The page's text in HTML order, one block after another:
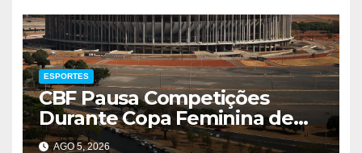
ESPORTES
CBF Pausa Competições
Durante Copa Feminina de
2027
AGO 5, 2026